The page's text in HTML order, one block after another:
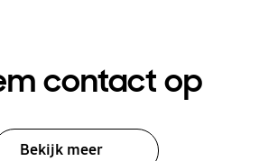
contact op
Bekijk meer